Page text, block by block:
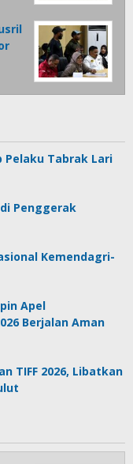
Pelaku Tabrak Lari
Penggerak
Kemendagri-
Apel
Berjalan Aman
TIFF 2026, Libatkan